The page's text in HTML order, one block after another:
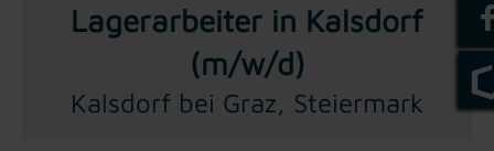
Lagerarbeiter in Kalsdorf
(m/w/d)
Kalsdorf bei Graz, Steiermark